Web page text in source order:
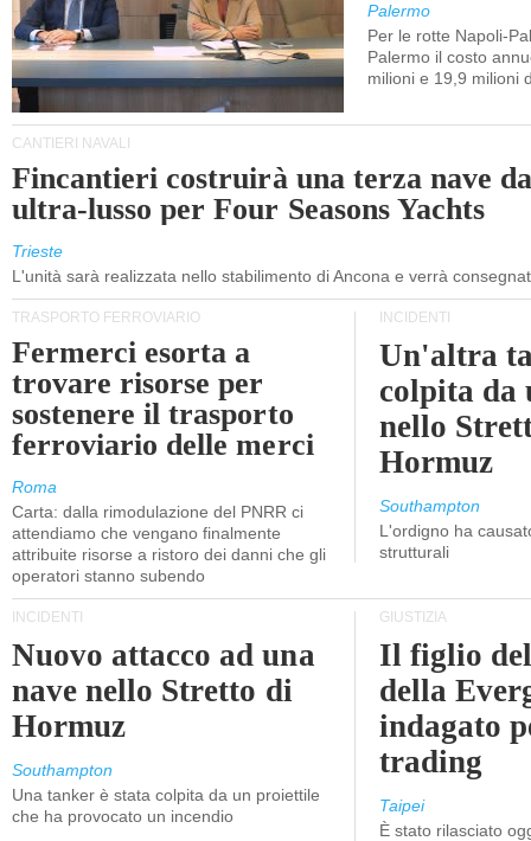
Palermo
Per le rotte Napoli-
Palermo il costo
milioni e 19,9 milioni
CANTIERI NAVALI
Fincantieri costruirà una terza nave
ultra-lusso per Four Seasons Yachts
Trieste
L'unità sarà realizzata nello stabilimento di Ancona e verrà
TRASPORTO FERROVIARIO
Fermerci esorta a
trovare risorse per
sostenere il trasporto
ferroviario delle merci
Roma
Carta: dalla rimodulazione del PNRR ci
attendiamo che vengano finalmente
attribuite risorse a ristoro dei danni che gli
operatori stanno subendo
INCIDENTI
Un'altra
colpita da
nello
Hormuz
Southampton
L'ordigno ha
strutturali
INCIDENTI
Nuovo attacco ad una
nave nello Stretto di
Hormuz
Southampton
Una tanker è stata colpita da un proiettile
che ha provocato un incendio
GIUSTIZIA
Il figlio
della
indagato
trading
Taipei
È stato rilasciato